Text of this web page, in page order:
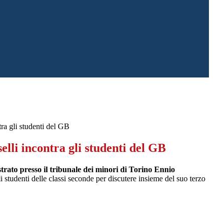
gli studenti del GB
incontra gli studenti del GB
presso il tribunale dei minori di Torino Ennio
studenti delle classi seconde per discutere insieme del suo terzo